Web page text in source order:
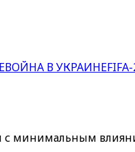
ВОЙНА В УКРАИНЕ
с минимальным